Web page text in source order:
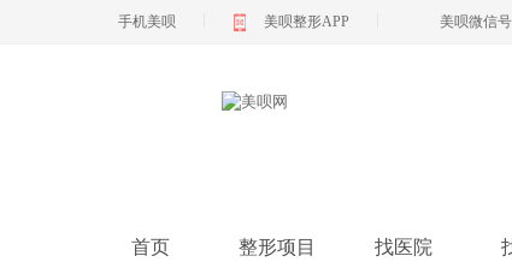
手机美呗 美呗整形APP 美呗微信号
首页 整形项目 找医院